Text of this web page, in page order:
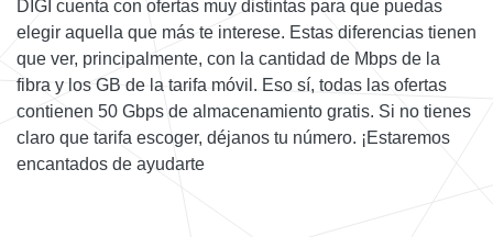
DIGI cuenta con ofertas muy distintas para que puedas
elegir aquella que más te interese. Estas diferencias tienen
que ver, principalmente, con la cantidad de Mbps de la
fibra y los GB de la tarifa móvil. Eso sí, todas las ofertas
contienen 50 Gbps de almacenamiento gratis. Si no tienes
claro que tarifa escoger, déjanos tu número. ¡Estaremos
encantados de ayudarte